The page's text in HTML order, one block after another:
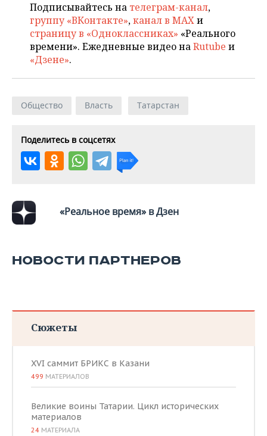
Подписывайтесь на телеграм-канал,
группу «ВКонтакте»,канал в MAXи
страницу в «Одноклассниках» «Реального
времени». Ежедневные видео наRutube и
«Дзене».
Общество Власть Татарстан
Поделитесь в соцсетях
«Реальное время» в Дзен
НОВОСТИ ПАРТНЕРОВ
Сюжеты
XVI саммит БРИКС в Казани
499 МАТЕРИАЛОВ
Великие воины Татарии. Цикл исторических
материалов
24 МАТЕРИАЛА